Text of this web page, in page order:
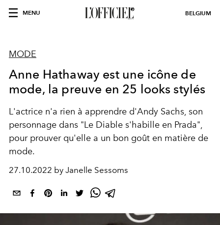
MENU BELGIUM
MODE
Anne Hathaway est une icône de
mode, la preuve en 25 looks stylés
L'actrice n'a rien à apprendre d'Andy Sachs, son
personnage dans "Le Diable s'habille en Prada",
pour prouver qu'elle a un bon goût en matière de
mode.
27.10.2022 by Janelle Sessoms